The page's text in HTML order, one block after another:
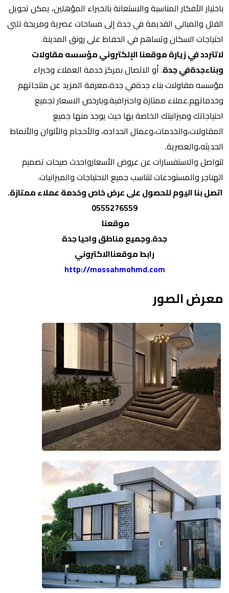
باختيار الأفكار المناسبة والاستعانة بالخبراء المؤهلين، يمكن تحويل
الفلل والمباني القديمة في جدة إلى مساحات عصرية ومريحة تلبي
احتياجات السكان وتساهم في الحفاظ على رونق المدينة.
لاتتردد في زيارة موقعنا الإلكتروني مؤسسه مقاولات
وبناءجدةفي جدة. أو الاتصال بمركز خدمة العملاء وخبراء
مؤسسه مقاولات بناء جدةفي جدة،معرفة المزيد عن منتجاتهم
وخدماتهم.عملاء ممتازة واحترافية.وبارخص الاسعار لجميع
احتياجاتك وميزانيتك الخاصة بها حيث يوجد منها جميع
المقاولات،والخدمات،وعمال الحداده، والأحجام والألوان والأنماط
الحديثه،والعصرية.
لتواصل والاستفسارات عن عروض الأسعارواحدث صيحات تصميم
الهناجر والمستودعات لتناسب جميع الاحتياجات والميزانيات.
اتصل بنا اليوم للحصول على عرض خاص وخدمة عملاء ممتازة.
0555276559
موقعنا
جدة.وجميع مناطق واحيا جدة
رابط موقعناالاكتروني
http://mossahmohmd.com
معرض الصور